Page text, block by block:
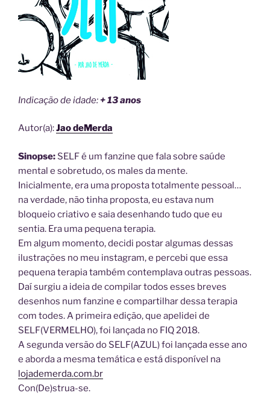
Indicação de idade:+ 13 anos
Autor(a):Jao deMerda
Sinopse: SELF é um fanzine que fala sobre saúde
mental e sobretudo, os males da mente.
Inicialmente, era uma proposta totalmente pessoal…
na verdade, não tinha proposta, eu estava num
bloqueio criativo e saia desenhando tudo que eu
sentia. Era uma pequena terapia.
Em algum momento, decidi postar algumas dessas
ilustrações no meu instagram, e percebi que essa
pequena terapia também contemplava outras pessoas.
Daí surgiu a ideia de compilar todos esses breves
desenhos num fanzine e compartilhar dessa terapia
com todes. A primeira edição, que apelidei de
SELF(VERMELHO), foi lançada no FIQ 2018.
A segunda versão do SELF(AZUL) foi lançada esse ano
e aborda a mesma temática e está disponível na
lojademerda.com.br
Con(De)strua-se.